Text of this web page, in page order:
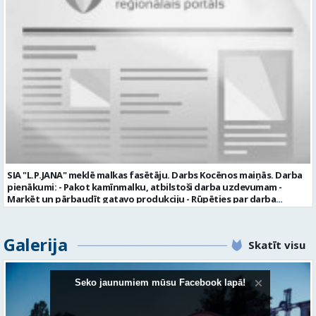
uzņēmumā darba laiku: maiņu grafiks (1. dežūra no plkst. 05.20 līdz
plkst. 16.20 un 2.dežūra no plkst. 12.50-21.00) darba samaksu sākot no
1100 līdz 1250 EUR (pirms nodokļu nomaksas) pilnas sociālās
garantijas veselības apdrošināšanas iespējas dinamisku un
profesionālu darba vidi apmācību pirms darba pienākumu
uzsākšanas CV ar norādi vakancei „dispečers Valmierā” iesniegt līdz
2026. gada 21. augustam (ieskaitot): sūtot elektroniski uz info@vtu-
valmiera.lv personīgi SIA „VTU Valmiera”, Reģ.nr. 40003004220,
„Brandeļi”, Brandeļi, Kocēnu pagasts, Valmieras novads, personāla
daļā darba dienās no plkst. 13:00 līdz 16:00. 2 nedēļu laikā pēc
konkursa termiņa beigām sazināsimies ar pretendentiem, kuri tiks
aicināti uz tikšanos klātienē. Informācijai: 29231565 * Iesniegtos
personas datus SIA “VTU VALMIERA” izmantos, lai konkursa kārtībā
noteiktu vakancei atbilstošāko kandidātu. Ja kandidāts vēlas, lai
viņa personas dati tiktu saglabāti SIA “VTU VALMIERA” iekšējā datu
bāzē ar mērķi tos apstrādāt citos SIA “VTU VALMIERA” personāla
atlases konkursos, tad pieteikumā vakancei lūdzam kandidātam
Valmiera, Valmieras nov. Darba laika veids: Summētais darba laiks
Darba veids: Darbinieka amats uz nenoteiktu laiku Slodze: Viena
vesela slodze Darbības joma: Pakalpojumi Pieteikto vietu skaits: 1
Līgums: Darbinieka amats uz nenoteiktu laiku Aktuāla līdz: 2026-08-
21 Kontaktpersona: CV ar norādi vakancei lūdzu sūtīt uz e-pastu
info@vtu-valmiera.lv vai iesniegt personīgi Izglītības līmenis:
Vispārējā vidējā izglītība
SIA "L.P.JANA" meklē malkas fasētāju. Darbs Kocēnos maiņās. Darba
pienākumi: - Pakot kamīnmalku, atbilstoši darba uzdevumam -
Marķēt un pārbaudīt gatavo produkciju - Rūpēties par darba
kvalitāti un kārtību darba vietā Prasības kandidātiem: - Laba fiziskā
padarītā) - Vienmēr laikā izmaksātu algu - Profesionālus un
atbalstošus kolēģus Lūgums CV sūtīt uz e- pastu:
pasutijumi@lpjana.lv vai zvanīt pa tālruni: 28319289 Profesija:
SAIŅOŠANAS OPERATORS Algas izmaksas veids: Laika darba alga
Darba vietas adrese: LATVIJA, Gravas iela 2, Kocēni, Kocēnu pag.,
Valmieras nov. Slodze: Viena vesela slodze Darbības joma: Ražošana
Galerija Skatīt visu
Seko jaunumiem mūsu Facebook lapā!